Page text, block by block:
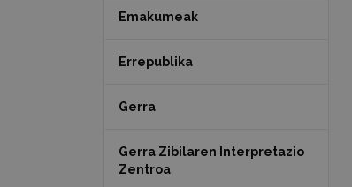
Emakumeak
Errepublika
Gerra
Gerra Zibilaren Interpretazio
Zentroa